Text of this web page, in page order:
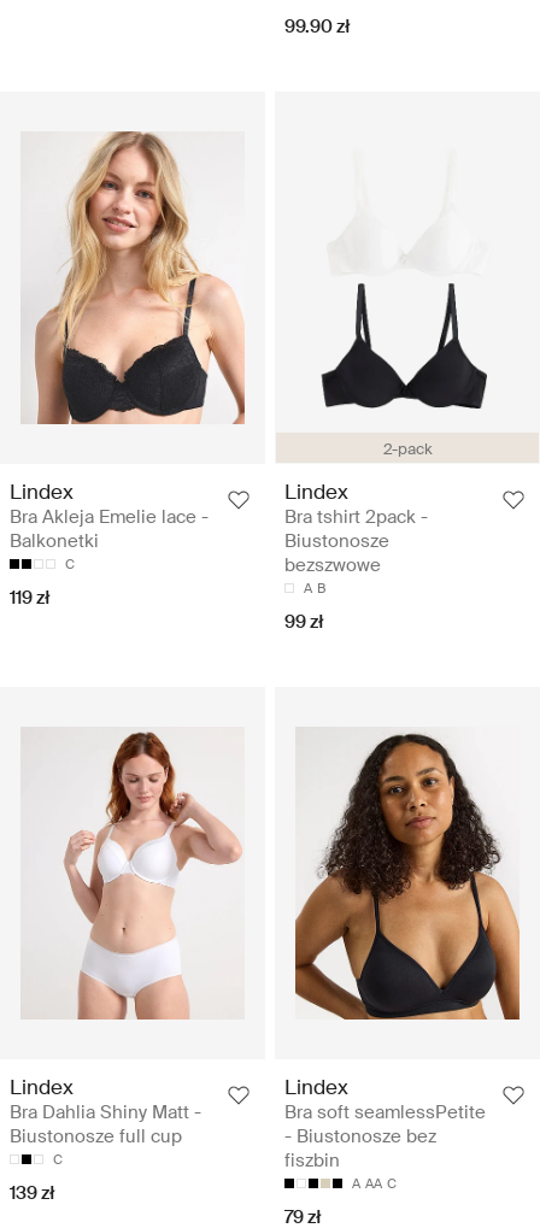
99.90 zł
Lindex
Bra Akleja Emelie lace -
Balkonetki
C
119 zł
2-pack
Lindex
Bra tshirt 2pack -
Biustonosze
bezszwowe
A B
99 zł
Lindex
Bra Dahlia Shiny Matt -
Biustonosze full cup
C
139 zł
Lindex
Bra soft seamlessPetite
- Biustonosze bez
fiszbin
A AA C
79 zł